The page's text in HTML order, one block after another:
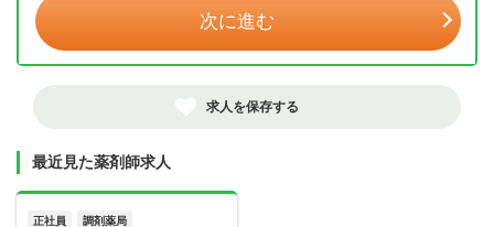
次に進む
求人を保存する
最近見た薬剤師求人
正社員 調剤薬局